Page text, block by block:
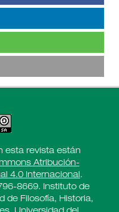
esta revista están
Atribución-
4.0 Internacional .
8669. Instituto de
de Filosofía, Historia,